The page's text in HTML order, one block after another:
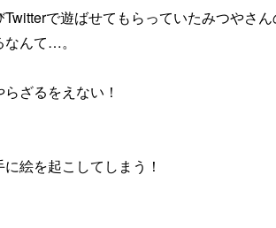
Twitterで遊ばせてもらっていたみつやさ
んて…。
ざるをえない！
に絵を起こしてしまう！